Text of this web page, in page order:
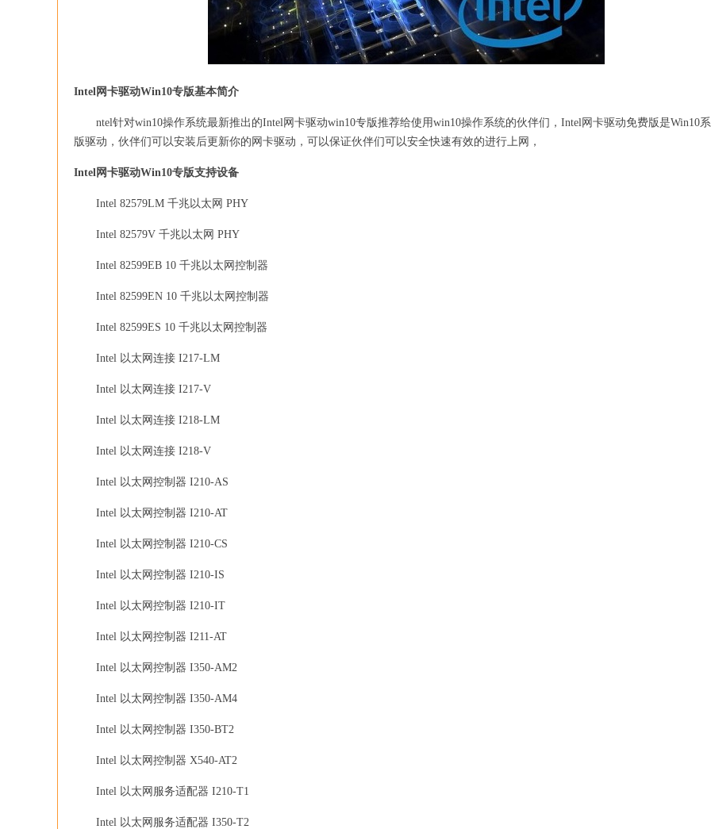
Intel网卡驱动Win10专版基本简介
ntel针对win10操作系统最新推出的Intel网卡驱动win10专版推荐给使用win10操作系统的伙伴们，Intel网卡驱动免费版是Win10
版驱动，伙伴们可以安装后更新你的网卡驱动，可以保证伙伴们可以安全快速有效的进行上网，
Intel网卡驱动Win10专版支持设备
Intel 82579LM 千兆以太网 PHY
Intel 82579V 千兆以太网 PHY
Intel 82599EB 10 千兆以太网控制器
Intel 82599EN 10 千兆以太网控制器
Intel 82599ES 10 千兆以太网控制器
Intel 以太网连接 I217-LM
Intel 以太网连接 I217-V
Intel 以太网连接 I218-LM
Intel 以太网连接 I218-V
Intel 以太网控制器 I210-AS
Intel 以太网控制器 I210-AT
Intel 以太网控制器 I210-CS
Intel 以太网控制器 I210-IS
Intel 以太网控制器 I210-IT
Intel 以太网控制器 I211-AT
Intel 以太网控制器 I350-AM2
Intel 以太网控制器 I350-AM4
Intel 以太网控制器 I350-BT2
Intel 以太网控制器 X540-AT2
Intel 以太网服务适配器 I210-T1
Intel 以太网服务适配器 I350-T2